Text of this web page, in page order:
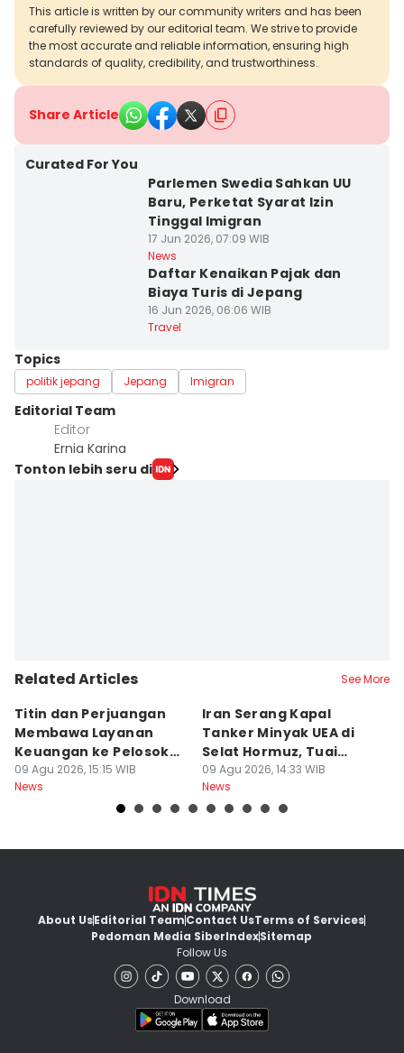
This article is written by our community writers and has been
carefully reviewed by our editorial team. We strive to provide
the most accurate and reliable information, ensuring high
standards of quality, credibility, and trustworthiness.
Share Article
Curated For You
Parlemen Swedia Sahkan UU
Baru, Perketat Syarat Izin
Tinggal Imigran
17 Jun 2026, 07:09 WIB
News
Daftar Kenaikan Pajak dan
Biaya Turis di Jepang
16 Jun 2026, 06:06 WIB
Travel
Topics
politik jepang Jepang Imigran
Editorial Team
Editor
Ernia Karina
Tonton lebih seru di
Related Articles See More
Titin dan Perjuangan
Membawa Layanan
Keuangan ke Pelosok
Wakatobi
09 Agu 2026, 15:15 WIB
News
Iran Serang Kapal
Tanker Minyak UEA di
Selat Hormuz, Tuai
Kecaman
09 Agu 2026, 14:33 WIB
News
About UsEditorial TeamContact UsTerms of Services
Pedoman Media SiberIndexSitemap
Follow Us
Download